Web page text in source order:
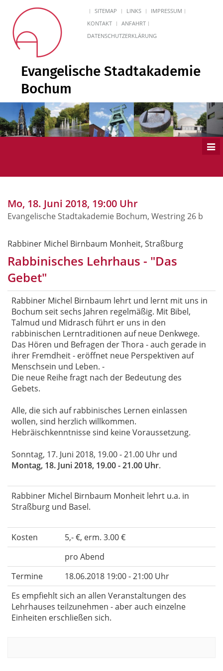
SITEMAP LINKS
IMPRESSUM
KONTAKT
ANFAHRT
DATENSCHUTZERKLÄRUNG
Evangelische Stadtakademie
Bochum
Mo, 18. Juni 2018, 19:00 Uhr
Evangelische Stadtakademie Bochum, Westring 26 b
Rabbiner Michel Birnbaum Monheit, Straßburg
Rabbinisches Lehrhaus - "Das
Gebet"
Rabbiner Michel Birnbaum lehrt und lernt mit uns in
Bochum seit sechs Jahren regelmäßig. Mit Bibel,
Talmud und Midrasch führt er uns in den
rabbinischen Lerntraditionen auf neue Denkwege.
Das Hören und Befragen der Thora - auch gerade in
ihrer Fremdheit - eröffnet neue Perspektiven auf
Menschsein und Leben. -
Die neue Reihe fragt nach der Bedeutung des
Gebets.
Alle, die sich auf rabbinisches Lernen einlassen
wollen, sind herzlich willkommen.
Hebräischkenntnisse sind keine Voraussetzung.
Sonntag, 17. Juni 2018, 19.00 - 21.00 Uhr und
Montag, 18. Juni 2018, 19.00 - 21.00 Uhr.
Rabbiner Michel Birnbaum Monheit lehrt u.a. in
Straßburg und Basel.
Kosten
5,- €, erm. 3.00 €
pro Abend
Termine
18.06.2018 19:00 - 21:00 Uhr
Es empfiehlt sich an allen Veranstaltungen des
Lehrhauses teilzunehmen - aber auch einzelne
Einheiten erschließen sich.